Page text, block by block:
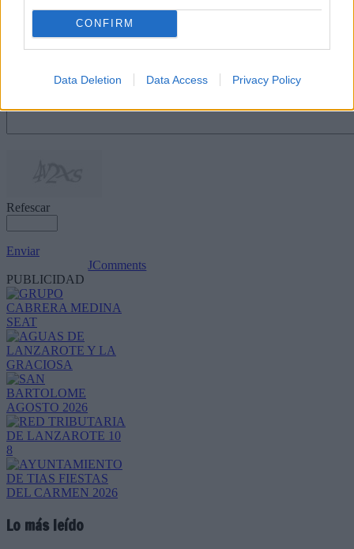
CONFIRM
Data Deletion Data Access Privacy Policy
(requerido)
Refescar
Enviar
JComments
PUBLICIDAD
Lo más leído